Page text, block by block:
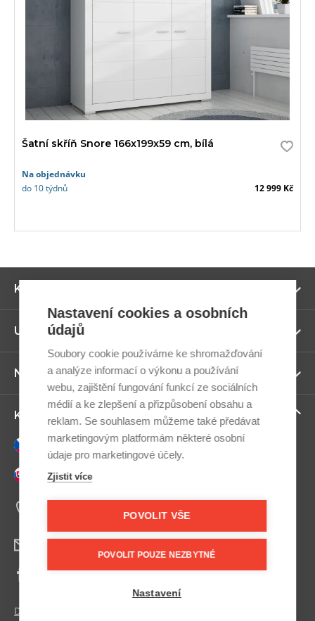
Šatní skříň Snore 166x199x59 cm, bílá
Na objednávku
do 10 týdnů
12 999 Kč
Kategorie
Užitečné odkazy
Newsletter
Kontaktujte nás
Česky
Slovensky
+420 607 800 100
Facebook
Další kontakty
Nastavení cookies a osobních
údajů
Soubory cookie používáme ke shromažďování
a analýze informací o výkonu a používání
webu, zajištění fungování funkcí ze sociálních
médií a ke zlepšení a přizpůsobení obsahu a
reklam. Se souhlasem můžeme také předávat
marketingovým platformám některé osobní
údaje pro marketingové účely.
Zjistit více
POVOLIT VŠE
POVOLIT POUZE NEZBYTNÉ
Nastavení